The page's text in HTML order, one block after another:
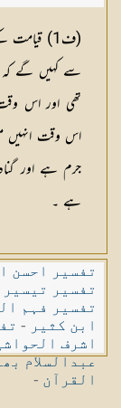
(ف1 ) قیامت
سے کہیں گے کہ
تھی اور اس
اس وقت انہیں
جرم ہے اور
ہے ۔
تفسیر احسن
تفسیر
تفسیر فہم
ابن کثیر -
اشرف
عبدالسلام
القرآن -